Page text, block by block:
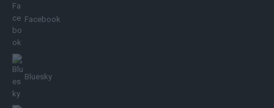
Facebook
Bluesky